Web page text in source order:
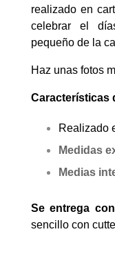
realizado en
celebrar el
pequeño de la
Haz unas fotos
Características
Realizado
Medidas
Medias
Se entrega
sencillo con